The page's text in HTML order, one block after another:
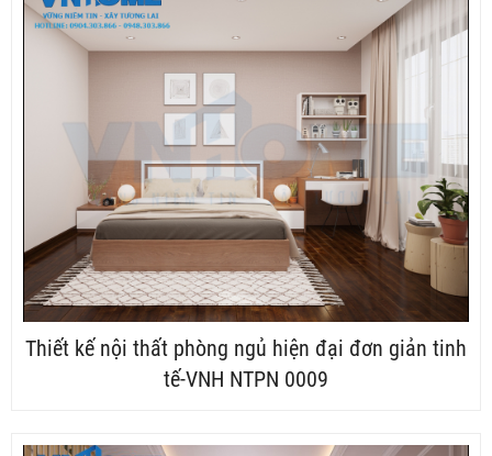
Thiết kế nội thất phòng ngủ hiện đại đơn giản tinh
tế-VNH NTPN 0009